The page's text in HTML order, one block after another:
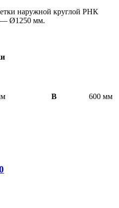
наружной круглой РНК
Ø1250 мм.
B 600 мм